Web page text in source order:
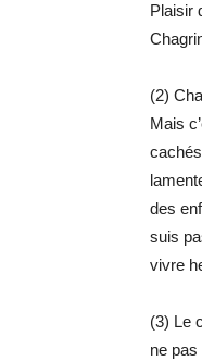
Plaisir
(2)
Mais
des
suis
vivre
(3) Le
ne